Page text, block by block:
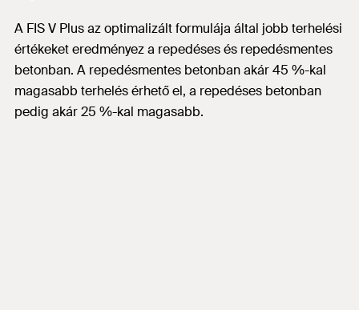
A FIS V Plus az optimalizált formulája által jobb terhelési
értékeket eredményez a repedéses és repedésmentes
betonban. A repedésmentes betonban akár 45 %-kal
magasabb terhelés érhető el, a repedéses betonban
pedig akár 25 %-kal magasabb.